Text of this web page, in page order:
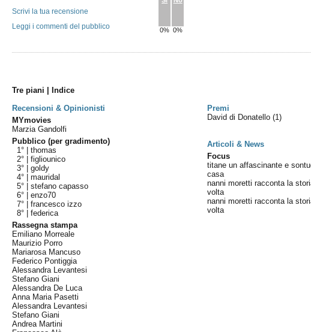
0% 0%
Scrivi la tua recensione
Leggi i commenti del pubblico
Tre piani | Indice
Recensioni & Opinionisti
Premi
MYmovies
Marzia Gandolfi
Pubblico (per gradimento)
1° |thomas
2° |figliounico
3° |goldy
4° |mauridal
5° |stefano capasso
6° |enzo70
7° |francesco izzo
8° |federica
Rassegna stampa
Emiliano Morreale
Maurizio Porro
Mariarosa Mancuso
Federico Pontiggia
Alessandra Levantesi
Stefano Giani
Alessandra De Luca
Anna Maria Pasetti
Alessandra Levantesi
Stefano Giani
Andrea Martini
David di Donatello(1)
Articoli & News
Focus
titane un affascinante e
casa
nanni moretti racconta la
volta
nanni moretti racconta la
volta